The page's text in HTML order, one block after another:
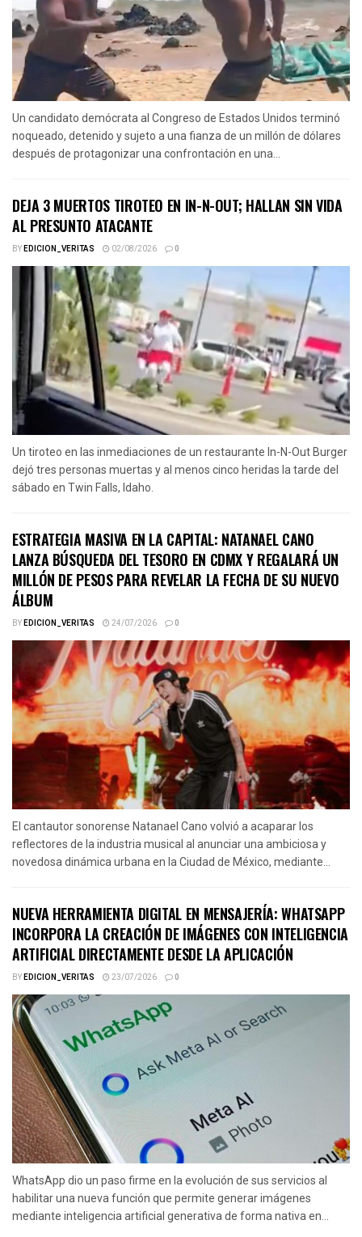
Un candidato demócrata al Congreso de Estados Unidos terminó
noqueado, detenido y sujeto a una fianza de un millón de dólares
después de protagonizar una confrontación en una...
DEJA 3 MUERTOS TIROTEO EN IN-N-OUT; HALLAN SIN VIDA
AL PRESUNTO ATACANTE
BYEDICION_VERITAS 02/08/2026 0
Un tiroteo en las inmediaciones de un restaurante In-N-Out Burger
dejó tres personas muertas y al menos cinco heridas la tarde del
sábado en Twin Falls, Idaho.
ESTRATEGIA MASIVA EN LA CAPITAL: NATANAEL CANO
LANZA BÚSQUEDA DEL TESORO EN CDMX Y REGALARÁ UN
MILLÓN DE PESOS PARA REVELAR LA FECHA DE SU NUEVO
ÁLBUM
BYEDICION_VERITAS 24/07/2026 0
El cantautor sonorense Natanael Cano volvió a acaparar los
reflectores de la industria musical al anunciar una ambiciosa y
novedosa dinámica urbana en la Ciudad de México, mediante...
NUEVA HERRAMIENTA DIGITAL EN MENSAJERÍA: WHATSAPP
INCORPORA LA CREACIÓN DE IMÁGENES CON INTELIGENCIA
ARTIFICIAL DIRECTAMENTE DESDE LA APLICACIÓN
BYEDICION_VERITAS 23/07/2026 0
WhatsApp dio un paso firme en la evolución de sus servicios al
habilitar una nueva función que permite generar imágenes
mediante inteligencia artificial generativa de forma nativa en...